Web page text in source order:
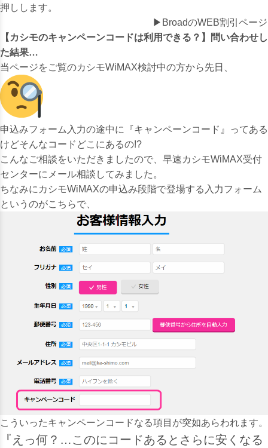
押しします。
▶BroadのWEB割引ページ
【カシモのキャンペーンコードは利用できる？】問い合わせし
た結果…
当ページをご覧のカシモWiMAX検討中の方から先日、
申込みフォーム入力の途中に『キャンペーンコード』ってある
けどそんなコードどこにあるの!?
こんなご相談をいただきましたので、早速カシモWiMAX受付
センターにメール相談してみました。
ちなみにカシモWiMAXの申込み段階で登場する入力フォーム
というのがこちらで、
こういったキャンペーンコードなる項目が突如あらわれます。
『えっ何？…このにコードあるとさらに安くなる